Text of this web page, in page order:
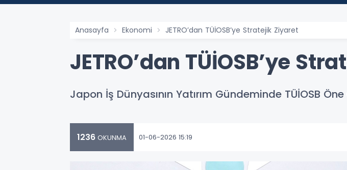
Anasayfa Ekonomi JETRO’dan TÜİOSB’ye Stratejik Ziyaret
JETRO’dan TÜİOSB’ye
Japon İş Dünyasının Yatırım Gündeminde TÜİOSB Öne
1236 OKUNMA 01-06-2026 15:19